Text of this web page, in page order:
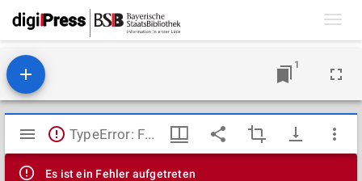
1
Mirador
Viewer
TypeError: Failed to fetch
Es ist ein Fehler aufgetreten